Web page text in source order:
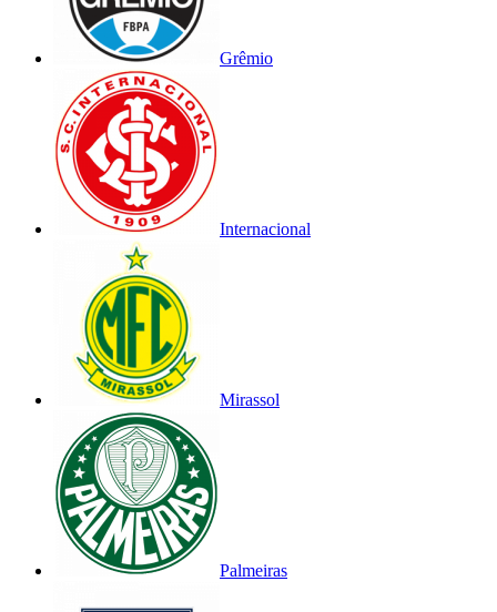
Grêmio
Internacional
Mirassol
Palmeiras